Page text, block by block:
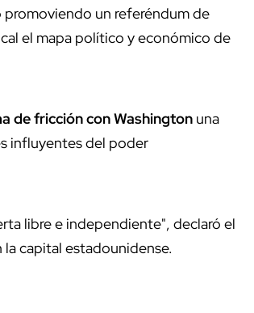
un referéndum de
el mapa político y económico de
de fricción con Washington una
influyentes del poder
libre e independiente", declaró el
la capital estadounidense.